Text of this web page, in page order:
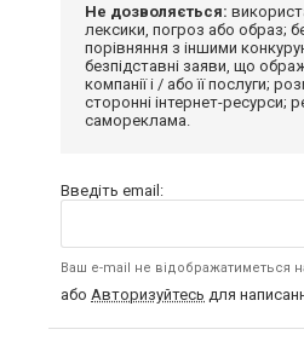
Не дозволяється:
лексики, погроз або образ;
порівняння з іншими
безпідставні заяви, що
компанії і / або її послуги;
сторонні інтернет-ресурси;
самореклама.
Введіть email:
Ваш e-mail не відображатиметься
або Авторизуйтесь для